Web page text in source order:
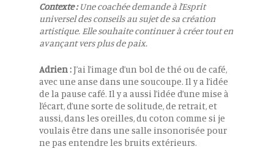
Contexte :Une coachée demande à l’Esprit
universel des conseils au sujet de sa création
artistique. Elle souhaite continuer à créer tout en
avançant vers plus de paix.
Adrien :J’ai l’image d’un bol de thé ou de café,
avec une anse dans une soucoupe. Il y a l’idée
de la pause café. Il y a aussi l’idée d’une mise à
l’écart, d’une sorte de solitude, de retrait, et
aussi, dans les oreilles, du coton comme si je
voulais être dans une salle insonorisée pour
ne pas entendre les bruits extérieurs.